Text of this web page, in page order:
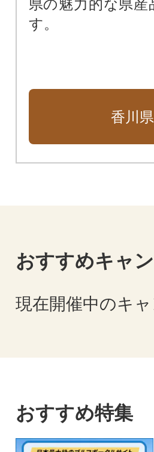
県の魅力的な県
す。
香川
おすすめキャ
現在開催中のキ
おすすめ特集